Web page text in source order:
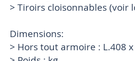
> Tiroirs cloisonnables
Dimensions:
> Hors tout armoire : L.408